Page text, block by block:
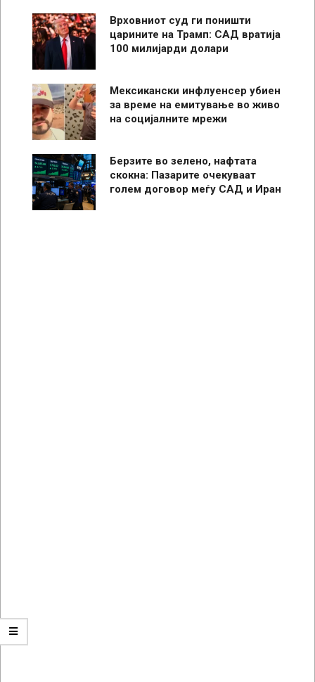
Врховниот суд ги поништи
царините на Трамп: САД вратија
100 милијарди долари
Мексикански инфлуенсер убиен
за време на емитување во живо
на социјалните мрежи
Берзите во зелено, нафтата
скокна: Пазарите очекуваат
голем договор меѓу САД и Иран